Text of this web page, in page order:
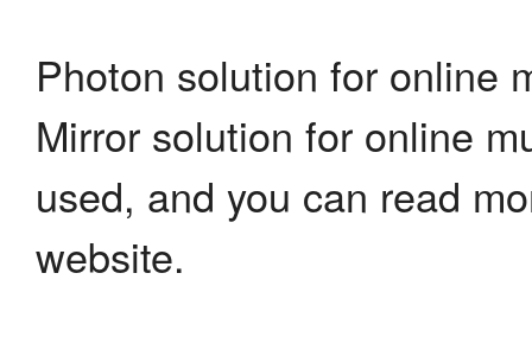
Photon solution for online
Mirror solution for online
used, and you can read
website.